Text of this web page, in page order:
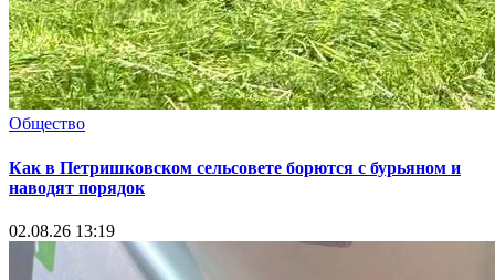
Общество
Как в Петришковском сельсовете борются с бурьяном и
наводят порядок
02.08.26 13:19